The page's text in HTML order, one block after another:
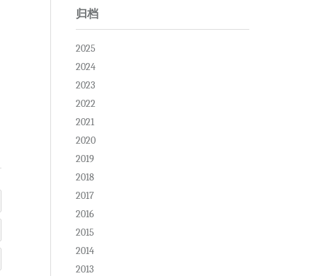
归档
2025
2024
2023
2022
2021
2020
2019
2018
2017
2016
2015
2014
2013